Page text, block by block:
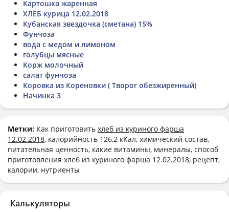
Картошка жаренная
ХЛЕБ курица 12.02.2018
Кубанская звездочка (сметана) 15%
Фунчоза
вода с медом и лимоном
голубцы мясные
Корж молочный
салат фунчоза
Коровка из Кореновки ( Творог обезжиренный)
Начинка 3
Метки: Как приготовить хлеб из куриного фарша
12.02.2018, калорийность 126,2 кКал, химический состав,
питательная ценность, какие витамины, минералы, способ
приготовления хлеб из куриного фарша 12.02.2018, рецепт,
калории, нутриенты
Калькуляторы